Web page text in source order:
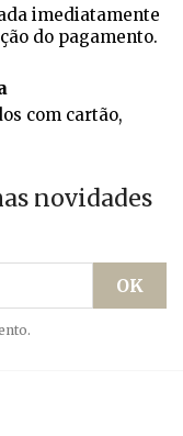
imediatamente
do pagamento.
com cartão,
novidades